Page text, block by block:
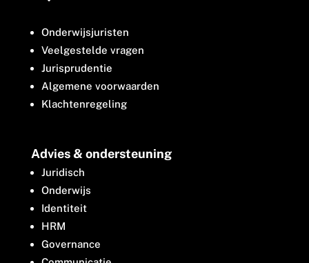
Onderwijsjuristen
Veelgestelde vragen
Jurisprudentie
Algemene voorwaarden
Klachtenregeling
Advies & ondersteuning
Juridisch
Onderwijs
Identiteit
HRM
Governance